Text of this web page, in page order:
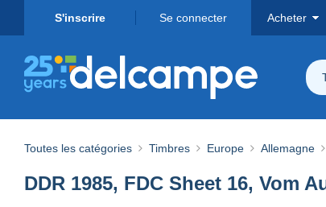
S'inscrire Se connecter Acheter
Toutes les catégories Timbres Europe Allemagne
DDR 1985, FDC Sheet 16, Vom